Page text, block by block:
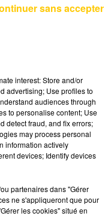
interest: Store and/or
advertising; Use profiles to
audiences through
to personalise content; Use
detect fraud, and fix errors;
may process personal
information actively
devices; Identify devices
partenaires dans "Gérer
ne s'appliqueront que pour
les cookies" situé en
sans accepter